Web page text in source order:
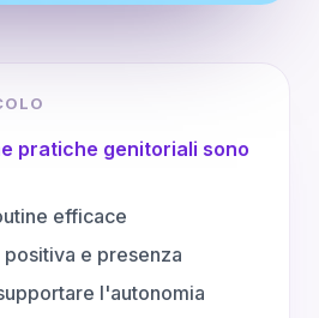
pratiche genitoriali sono
efficace
e presenza
l'autonomia